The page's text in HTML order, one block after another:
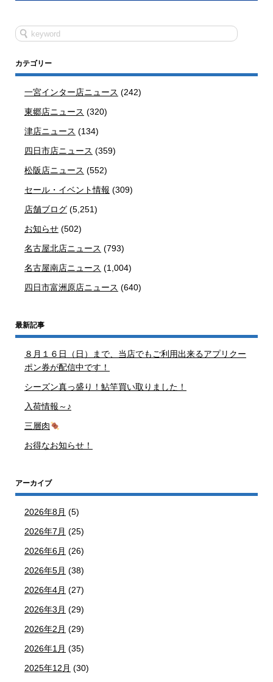
カテゴリー
一宮インター店ニュース (242)
東郷店ニュース (320)
津店ニュース (134)
四日市店ニュース (359)
松阪店ニュース (552)
セール・イベント情報 (309)
店舗ブログ (5,251)
お知らせ (502)
名古屋北店ニュース (793)
名古屋南店ニュース (1,004)
四日市富洲原店ニュース (640)
最新記事
８月１６日（日）まで、当店でもご利用出来るアプリクー
ポン券が配信中です！
シーズン真っ盛り！鮎竿買い取りました！
入荷情報～♪
三層肉
お得なお知らせ！
アーカイブ
2026年8月 (5)
2026年7月 (25)
2026年6月 (26)
2026年5月 (38)
2026年4月 (27)
2026年3月 (29)
2026年2月 (29)
2026年1月 (35)
2025年12月 (30)